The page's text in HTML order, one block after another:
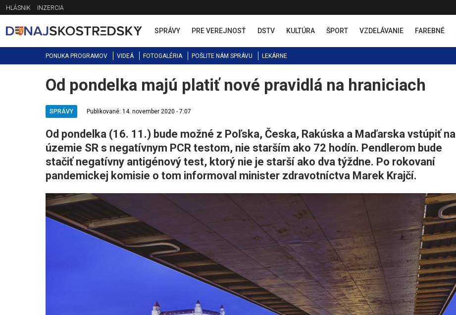
Jump
to
navigation
HLÁSNIK INZERCIA
SPRÁVY PRE VEREJNOSŤ DSTV KULTÚRA ŠPORT VZDELÁVANIE FAREBNÉ
PONUKA PROGRAMOV VIDEÁ FOTOGALÉRIA POŠLITE NÁM SPRÁVU LEKÁRNE
Back
to
Od pondelka majú platiť nové pravidlá na hraniciach
SPRÁVY Publikované: 14. november 2020 - 7:07
Od pondelka (16. 11.) bude možné z Poľska, Česka, Rakúska a Maďarska vstúpiť na
územie SR s negatívnym PCR testom, nie starším ako 72 hodín. Pendlerom bude
stačiť negatívny antigénový test, ktorý nie je starší ako dva týždne. Po rokovaní
pandemickej komisie o tom informoval minister zdravotníctva Marek Krajčí.